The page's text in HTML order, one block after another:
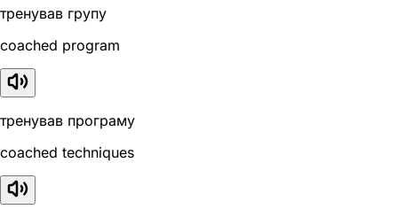
тренував групу
coached program
тренував програму
coached techniques